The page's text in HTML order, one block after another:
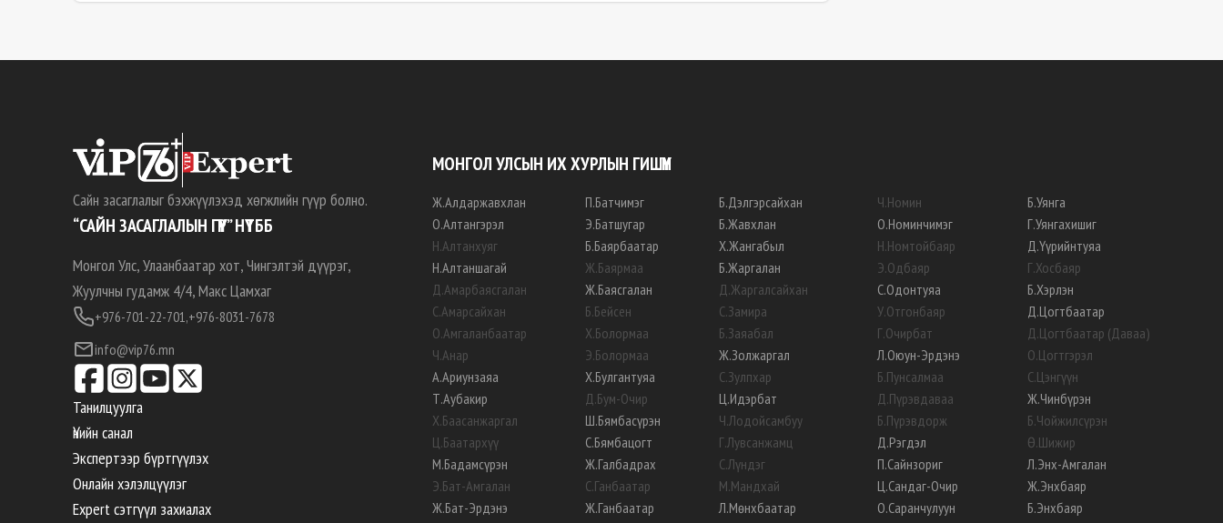
Сайн засаглалыг бэхжүүлэхэд хөгжлийн гүүр болно.
“САЙН ЗАСАГЛАЛЫН ГҮҮР” НҮТББ
Монгол Улс, Улаанбаатар хот, Чингэлтэй дүүрэг,
Жуулчны гудамж 4/4, Макс Цамхаг
+976-701-22-701,+976-8031-7678
info@vip76.mn
Танилцуулга
Үнийн санал
Экспертээр бүртгүүлэх
Онлайн хэлэлцүүлэг
Expert сэтгүүл захиалах
МОНГОЛ УЛСЫН ИХ ХУРЛЫН ГИШҮҮН
Ж.Алдаржавхлан
О.Алтангэрэл
Н.Алтанхуяг
Н.Алтаншагай
Д.Амарбаясгалан
С.Амарсайхан
О.Амгаланбаатар
Ч.Анар
А.Ариунзаяа
Т.Аубакир
Х.Баасанжаргал
Ц.Баатархүү
М.Бадамсүрэн
Э.Бат-Амгалан
Ж.Бат-Эрдэнэ
П.Батчимэг
Э.Батшугар
Б.Баярбаатар
Ж.Баярмаа
Ж.Баясгалан
Б.Бейсен
Х.Болормаа
Э.Болормаа
Х.Булгантуяа
Д.Бум-Очир
Ш.Бямбасүрэн
С.Бямбацогт
Ж.Галбадрах
С.Ганбаатар
Ж.Ганбаатар
Б.Дэлгэрсайхан
Б.Жавхлан
Х.Жангабыл
Б.Жаргалан
Д.Жаргалсайхан
С.Замира
Б.Заяабал
Ж.Золжаргал
С.Зулпхар
Ц.Идэрбат
Ч.Лодойсамбуу
Г.Лувсанжамц
С.Лүндэг
М.Мандхай
Л.Мөнхбаатар
Ч.Номин
О.Номинчимэг
Н.Номтойбаяр
Э.Одбаяр
С.Одонтуяа
У.Отгонбаяр
Г.Очирбат
Л.Оюун-Эрдэнэ
Б.Пунсалмаа
Д.Пүрэвдаваа
Б.Пүрэвдорж
Д.Рэгдэл
П.Сайнзориг
Ц.Сандаг-Очир
О.Саранчулуун
Б.Уянга
Г.Уянгахишиг
Д.Үүрийнтуяа
Г.Хосбаяр
Б.Хэрлэн
Д.Цогтбаатар
Д.Цогтбаатар (Даваа)
О.Цогтгэрэл
С.Цэнгүүн
Ж.Чинбүрэн
Б.Чойжилсүрэн
Ө.Шижир
Л.Энх-Амгалан
Ж.Энхбаяр
Б.Энхбаяр